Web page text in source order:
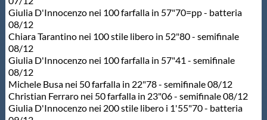
Giulia D'Innocenzo nei 100 farfalla in 57"70=pp - batteria
08/12
Chiara Tarantino nei 100 stile libero in 52"80 - semifinale
08/12
Giulia D'Innocenzo nei 100 farfalla in 57"41 - semifinale
08/12
Michele Busa nei 50 farfalla in 22"78 - semifinale 08/12
Christian Ferraro nei 50 farfalla in 23"06 - semifinale 08/12
Giulia D'Innocenzo nei 200 stile libero i 1'55"70 - batteria